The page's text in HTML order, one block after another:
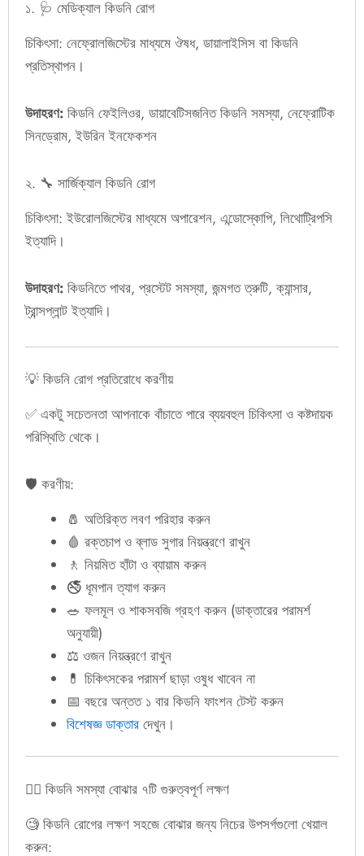
১. 🩺 মেডিক্যাল কিডনি রোগ
চিকিৎসা: নেফ্রোলজিস্টের মাধ্যমে ঔষধ, ডায়ালাইসিস বা কিডনি
প্রতিস্থাপন।
উদাহরণ: কিডনি ফেইলিওর, ডায়াবেটিসজনিত কিডনি সমস্যা, নেফ্রোটিক
সিনড্রোম, ইউরিন ইনফেকশন
২. 🔧 সার্জিক্যাল কিডনি রোগ
চিকিৎসা: ইউরোলজিস্টের মাধ্যমে অপারেশন, এন্ডোস্কোপি, লিথোট্রিপসি
ইত্যাদি।
উদাহরণ: কিডনিতে পাথর, প্রস্টেট সমস্যা, জন্মগত ত্রুটি, ক্যান্সার,
ট্রান্সপ্লান্ট ইত্যাদি।
💡 কিডনি রোগ প্রতিরোধে করণীয়
✅ একটু সচেতনতা আপনাকে বাঁচাতে পারে ব্যয়বহুল চিকিৎসা ও কষ্টদায়ক
পরিস্থিতি থেকে।
🛡️ করণীয়:
🧂 অতিরিক্ত লবণ পরিহার করুন
🩸 রক্তচাপ ও ব্লাড সুগার নিয়ন্ত্রণে রাখুন
🚶 নিয়মিত হাঁটা ও ব্যায়াম করুন
🚭 ধূমপান ত্যাগ করুন
🥗 ফলমূল ও শাকসবজি গ্রহণ করুন (ডাক্তারের পরামর্শ
অনুযায়ী)
⚖️ ওজন নিয়ন্ত্রণে রাখুন
💊 চিকিৎসকের পরামর্শ ছাড়া ওষুধ খাবেন না
📅 বছরে অন্তত ১ বার কিডনি ফাংশন টেস্ট করুন
বিশেষজ্ঞ ডাক্তার দেখুন।
👨‍⚕️ কিডনি সমস্যা বোঝার ৭টি গুরুত্বপূর্ণ লক্ষণ
🧐 কিডনি রোগের লক্ষণ সহজে বোঝার জন্য নিচের উপসর্গগুলো খেয়াল
করুন: